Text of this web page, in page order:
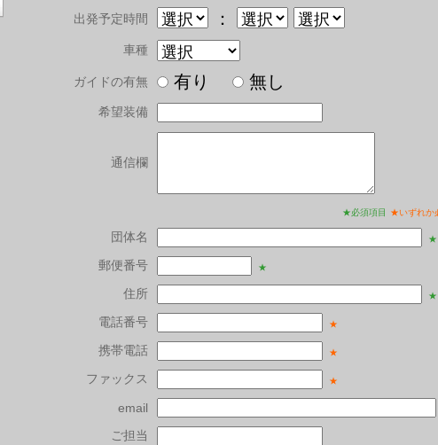
出発予定時間 ：
車種
ガイドの有無 有り 無し
希望装備
通信欄
★必須項目 ★いずれか
団体名 ★
郵便番号 ★
住所 ★
電話番号 ★
携帯電話 ★
ファックス ★
email
ご担当